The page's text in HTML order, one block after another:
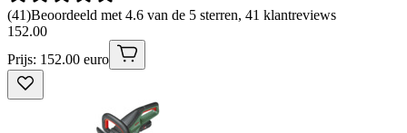
(41)Beoordeeld met 4.6 van de 5 sterren, 41 klantreviews
152.00
Prijs: 152.00 euro